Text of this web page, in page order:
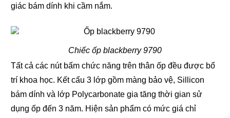
giác bám dính khi cầm nắm.
Chiếc ốp blackberry 9790
Tất cả các nút bấm chức năng trên thân ốp đều được bố
trí khoa học. Kết cấu 3 lớp gồm màng bảo vệ, Sillicon
bám dính và lớp Polycarbonate gia tăng thời gian sử
dụng ốp đến 3 năm. Hiện sản phẩm có mức giá chỉ